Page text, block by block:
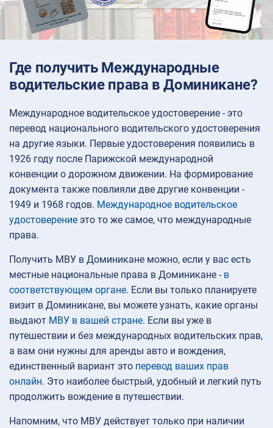
Где получить Международные
водительские права в Доминикане?
Международное водительское удостоверение - это
перевод национального водительского удостоверения
на другие языки. Первые удостоверения появились в
1926 году после Парижской международной
конвенции о дорожном движении. На формирование
документа также повлияли две другие конвенции -
1949 и 1968 годов. Международное водительское
удостоверение это то же самое, что международные
права.
Получить МВУ в Доминикане можно, если у вас есть
местные национальные права в Доминикане - в
соответствующем органе. Если вы только планируете
визит в Доминикане, вы можете узнать, какие органы
выдают МВУ в вашей стране. Если вы уже в
путешествии и без международных водительских прав,
а вам они нужны для аренды авто и вождения,
единственный вариант это перевод ваших прав
онлайн. Это наиболее быстрый, удобный и легкий путь
продолжить вождение в путешествии.
Напомним, что МВУ действует только при наличии